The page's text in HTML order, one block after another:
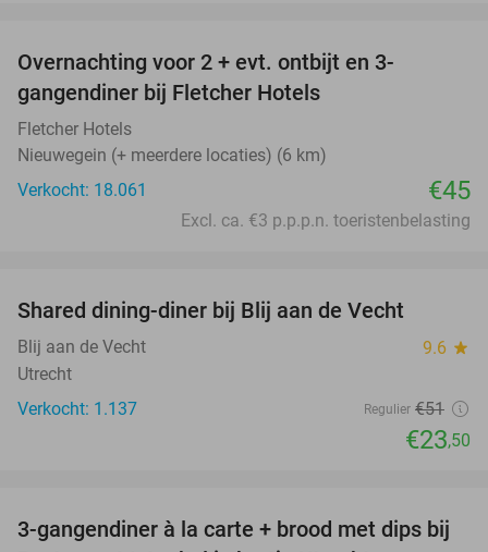
Overnachting voor 2 + evt. ontbijt en 3-
gangendiner bij Fletcher Hotels
Fletcher Hotels
Nieuwegein (+ meerdere locaties) (6 km)
Verkocht: 18.061
€45
Excl. ca. €3 p.p.p.n. toeristenbelasting
Shared dining-diner bij Blij aan de Vecht
Blij aan de Vecht 9.6 star
Utrecht
Verkocht: 1.137
Regulier €51
€23,50
43%
3-gangendiner à la carte + brood met dips bij